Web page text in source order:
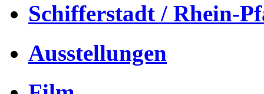
Schifferstadt / Rhein-
Ausstellungen